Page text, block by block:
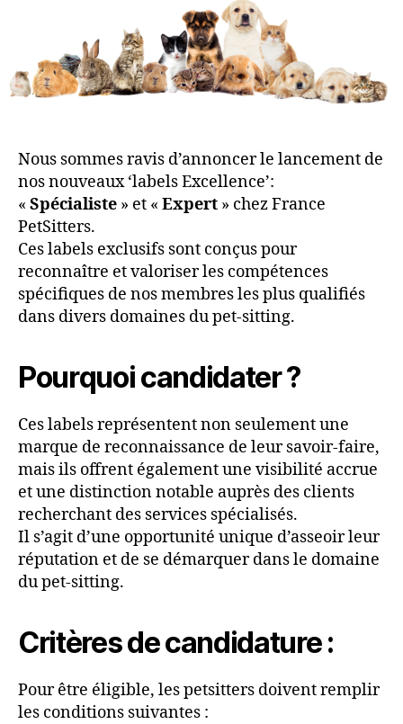
Nous sommes ravis d’annoncer le lancement de
nos nouveaux ‘labels Excellence’:
« Spécialiste » et « Expert » chez France
PetSitters.
Ces labels exclusifs sont conçus pour
reconnaître et valoriser les compétences
spécifiques de nos membres les plus qualifiés
dans divers domaines du pet-sitting.
Pourquoi candidater ?
Ces labels représentent non seulement une
marque de reconnaissance de leur savoir-faire,
mais ils offrent également une visibilité accrue
et une distinction notable auprès des clients
recherchant des services spécialisés.
Il s’agit d’une opportunité unique d’asseoir leur
réputation et de se démarquer dans le domaine
du pet-sitting.
Critères de candidature :
Pour être éligible, les petsitters doivent remplir
les conditions suivantes :